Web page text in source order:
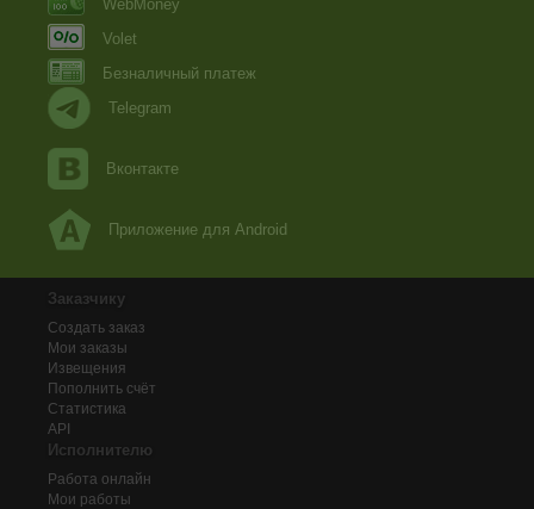
WebMoney
Volet
Безналичный платеж
Telegram
Вконтакте
Приложение для Android
Заказчику
Создать заказ
Мои заказы
Извещения
Пополнить счёт
Статистика
API
Исполнителю
Работа онлайн
Мои работы